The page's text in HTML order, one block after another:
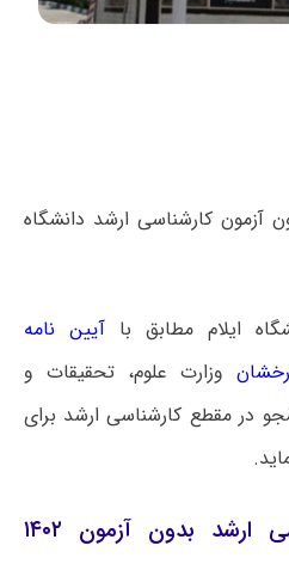
آزمون کارشناسی ارشد دانشگاه
ایلام مطابق باآیین نامه
وزارت علوم، تحقیقات و
در مقطع کارشناسی ارشد برای
زمان ثبت نام کارشناسی ارشد بدون آزمون ۱۴۰۲